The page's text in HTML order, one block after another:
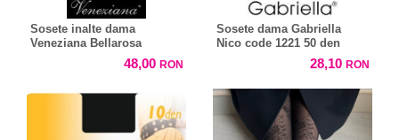
Sosete inalte dama
Veneziana Bellarosa
48,00 RON
Sosete dama Gabriella
Nico code 1221 50 den
28,10 RON